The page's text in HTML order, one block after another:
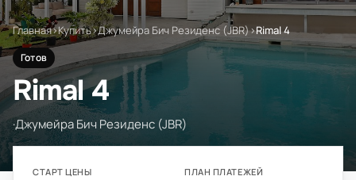
Главная›Купить›Джумейра Бич Резиденс (JBR)›Rimal 4
Готов
Rimal 4
·Джумейра Бич Резиденс (JBR)
СТАРТ ЦЕНЫ ПЛАН ПЛАТЕЖЕЙ